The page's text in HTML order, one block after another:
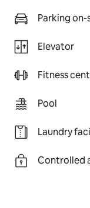
Parking
Elevator
Fitness
Pool
Laundry
Controlled